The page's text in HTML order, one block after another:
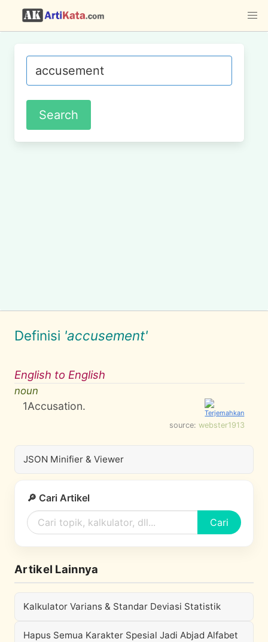
Definisi 'accusement'
English to English
noun
1Accusation.
source: webster1913
JSON Minifier & Viewer
🔎 Cari Artikel
Cari
Artikel Lainnya
Kalkulator Varians & Standar Deviasi Statistik
Hapus Semua Karakter Spesial Jadi Abjad Alfabet